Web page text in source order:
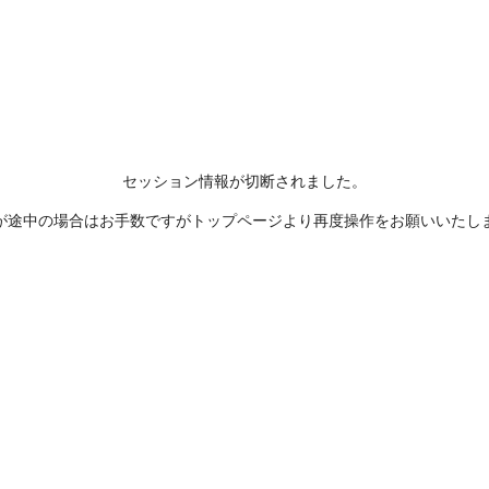
セッション情報が切断されました。
途中の場合はお手数ですがトップページより再度操作をお願いいたし